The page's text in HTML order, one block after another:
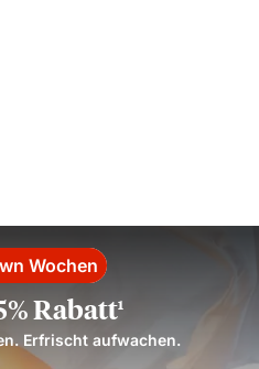
Wochen
Rabatt1
Erfrischt aufwachen.